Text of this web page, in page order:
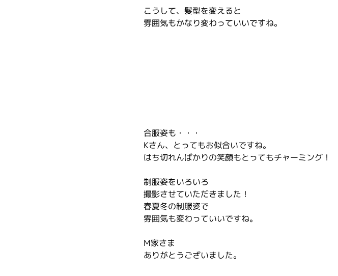
こうして、髪型を変えると
雰囲気もかなり変わっていいですね。
合服姿も・・・
Kさん、とってもお似合いですね。
はち切れんばかりの笑顔もとってもチャーミング！
制服姿をいろいろ
撮影させていただきました！
春夏冬の制服姿で
雰囲気も変わっていいですね。
M家さま
ありがとうございました。